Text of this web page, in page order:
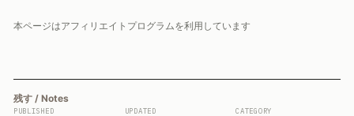
本ページはアフィリエイトプログラムを利用しています
残す / Notes
PUBLISHED UPDATED CATEGORY